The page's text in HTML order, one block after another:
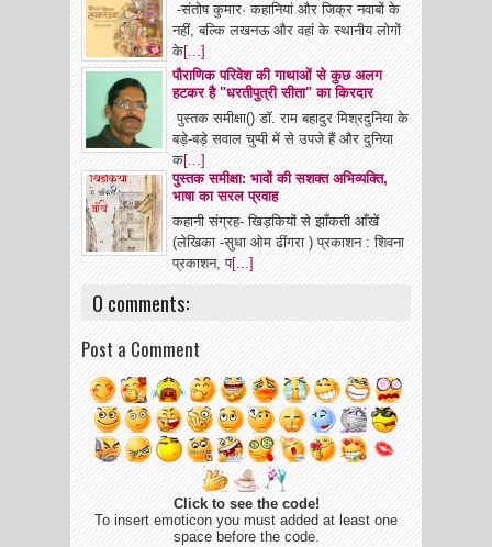
-संतोष कुमार· कहानियां और जिक्र नवाबों के
नहीं, बल्कि लखनऊ और वहां के स्थानीय लोगों
के[...]
पौराणिक परिवेश की गाथाओं से कुछ अलग
हटकर है "धरतीपुत्री सीता" का किरदार
पुस्तक समीक्षा() डॉ. राम बहादुर मिश्रदुनिया के
बड़े-बड़े सवाल चुप्पी में से उपजे हैं और दुनिया
क[...]
पुस्तक समीक्षा: भावों की सशक्त अभिव्यक्ति,
भाषा का सरल प्रवाह
कहानी संग्रह- खिड़कियों से झाँकती आँखें
(लेखिका -सुधा ओम ढींगरा ) प्रकाशन : शिवना
प्रकाशन, प[...]
0 comments:
Post a Comment
Click to see the code!
To insert emoticon you must added at least one
space before the code.